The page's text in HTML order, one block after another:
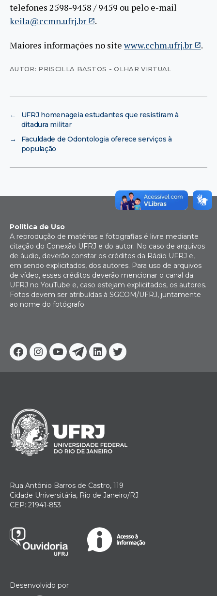
telefones 2598-9458 / 9459 ou pelo e-mail
keila@ccmn.ufrj.br
.
Maiores informações no sitewww.cchm.ufrj.br .
AUTOR: PRISCILLA BASTOS - OLHAR VIRTUAL
←
UFRJ homenageia estudantes que resistiram à
ditadura militar
→
Faculdade de Odontologia oferece serviços à
população
Facebook
Instagram
YoutubeTelegram
Linkedin
Twitter
Política de Uso
A reprodução de matérias e fotografias é livre mediante
citação do Conexão UFRJ e do autor. No caso de arquivos
de áudio, deverão constar os créditos da Rádio UFRJ e,
em sendo explicitados, dos autores. Para uso de arquivos
de vídeo, esses créditos deverão mencionar o canal da
UFRJ no YouTube e, caso estejam explicitados, os autores.
Fotos devem ser atribuídas à SGCOM/UFRJ, juntamente
ao nome do fotógrafo.
Rua Antônio Barros de Castro, 119
Cidade Universitária, Rio de Janeiro/RJ
CEP: 21941-853
Desenvolvido por